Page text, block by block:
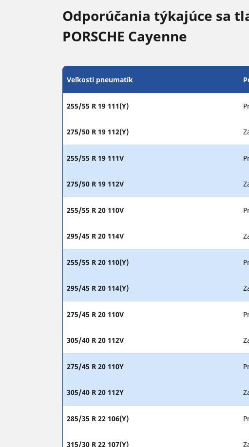
Odporúčania týkajúce sa
PORSCHE Cayenne
Veľkosti pneumatík
255/55 R 19 111(Y)
275/50 R 19 112(Y)
255/55 R 19 111V
275/50 R 19 112V
255/55 R 20 110V
295/45 R 20 114V
255/55 R 20 110(Y)
295/45 R 20 114(Y)
275/45 R 20 110V
305/40 R 20 112V
275/45 R 20 110Y
305/40 R 20 112Y
285/35 R 22 106(Y)
315/30 R 22 107(Y)